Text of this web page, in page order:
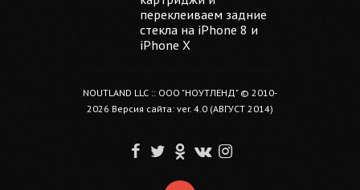
переклеиваем задние
стекла на iPhone 8 и
iPhone X
NOUTLAND LLC :: ООО "НОУТЛЕНД" © 2010-
2026 Версия сайта: ver. 4.0 (АВГУСТ 2014)
F T O V I